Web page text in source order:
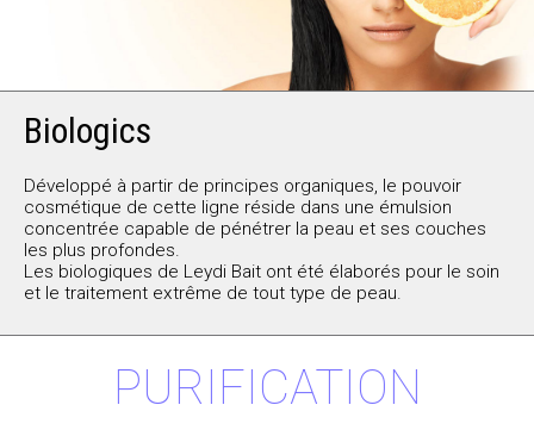
Biologics
Développé à partir de principes organiques, le pouvoir
cosmétique de cette ligne réside dans une émulsion
concentrée capable de pénétrer la peau et ses couches
les plus profondes.
Les biologiques de Leydi Bait ont été élaborés pour le soin
et le traitement extrême de tout type de peau.
PURIFICATION